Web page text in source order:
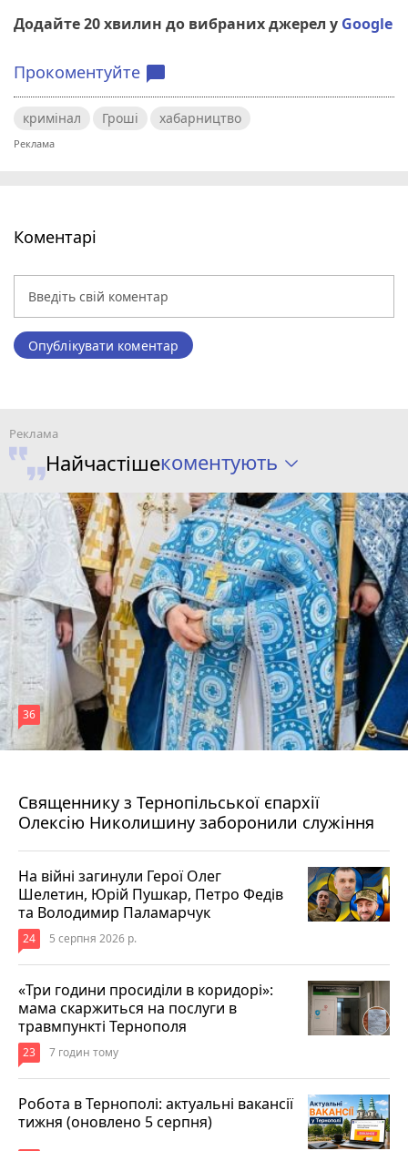
Додайте 20 хвилин до вибраних джерел у Google
Прокоментуйте chat_bubble
кримінал Гроші хабарництво
Коментарі
Опублікувати коментар
Найчастішекоментують
Священнику з Тернопільської єпархії
Олексію Николишину заборонили служіння
36
На війні загинули Герої Олег
Шелетин, Юрій Пушкар, Петро Федів
та Володимир Паламарчук
24 5 серпня 2026 р.
«Три години просиділи в коридорі»:
мама скаржиться на послуги в
травмпункті Тернополя
23 7 годин тому
Робота в Тернополі: актуальні вакансії
тижня (оновлено 5 серпня)